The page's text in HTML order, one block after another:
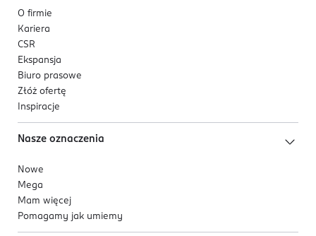
O firmie
Kariera
CSR
Ekspansja
Biuro prasowe
Złóż ofertę
Inspiracje
Nasze oznaczenia
Nowe
Mega
Mam więcej
Pomagamy jak umiemy